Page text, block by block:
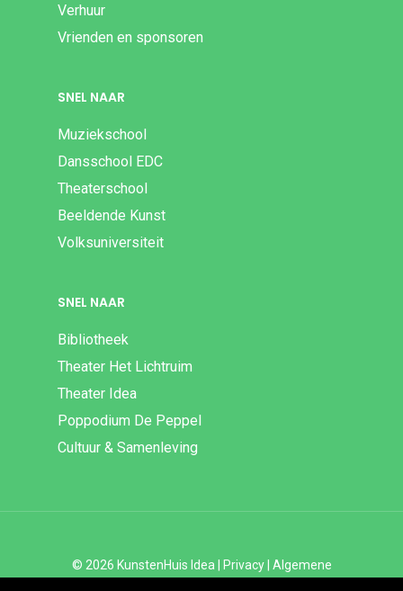
Verhuur
Vrienden en sponsoren
SNEL NAAR
Muziekschool
Dansschool EDC
Theaterschool
Beeldende Kunst
Volksuniversiteit
SNEL NAAR
Bibliotheek
Theater Het Lichtruim
Theater Idea
Poppodium De Peppel
Cultuur & Samenleving
© 2026 KunstenHuis Idea | Privacy| Algemene